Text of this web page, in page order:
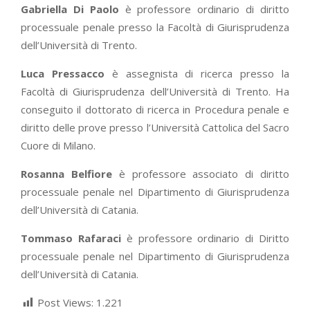
Gabriella Di Paolo è professore ordinario di diritto
processuale penale presso la Facoltà di Giurisprudenza
dell’Università di Trento.
Luca Pressacco è assegnista di ricerca presso la
Facoltà di Giurisprudenza dell’Università di Trento. Ha
conseguito il dottorato di ricerca in Procedura penale e
diritto delle prove presso l’Università Cattolica del Sacro
Cuore di Milano.
Rosanna Belfioreè professore associato di diritto
processuale penale nel Dipartimento di Giurisprudenza
dell’Università di Catania.
Tommaso Rafaraciè professore ordinario di Diritto
processuale penale nel Dipartimento di Giurisprudenza
dell’Università di Catania.
Post Views: 1.221